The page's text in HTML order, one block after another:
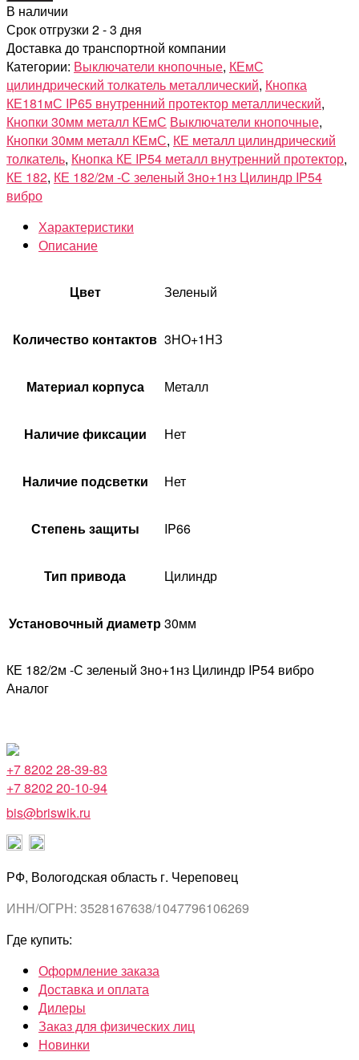
В наличии
Срок отгрузки 2 - 3 дня
Доставка до транспортной компании
Категории: Выключатели кнопочные, КЕмС
цилиндрический толкатель металлический, Кнопка
КЕ181мС IP65 внутренний протектор металлический,
Кнопки 30мм металл КЕмС Выключатели кнопочные,
Кнопки 30мм металл КЕмС, КЕ металл цилиндрический
толкатель, Кнопка КЕ IP54 металл внутренний протектор,
КЕ 182, КЕ 182/2м -С зеленый 3но+1нз Цилиндр IP54
вибро
Характеристики
Описание
Цвет Зеленый
Количество контактов 3НО+1НЗ
Материал корпуса Металл
Наличие фиксации Нет
Наличие подсветки Нет
Степень защиты IP66
Тип привода Цилиндр
Установочный диаметр30мм
КЕ 182/2м -С зеленый 3но+1нз Цилиндр IP54 вибро
Аналог
+7 8202 28-39-83
+7 8202 20-10-94
bis@briswik.ru
РФ, Вологодская область г. Череповец
ИНН/ОГРН: 3528167638/1047796106269
Где купить:
Оформление заказа
Доставка и оплата
Дилеры
Заказ для физических лиц
Новинки